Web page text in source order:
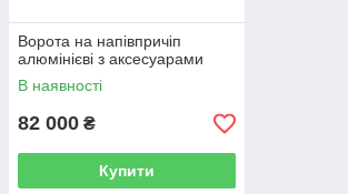
Ворота на напівпричіп
алюмінієві з аксесуарами
В наявності
82 000 ₴
Купити